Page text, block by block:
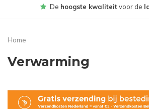
Gratisbezorgd vanaf €
Home
Verwarming